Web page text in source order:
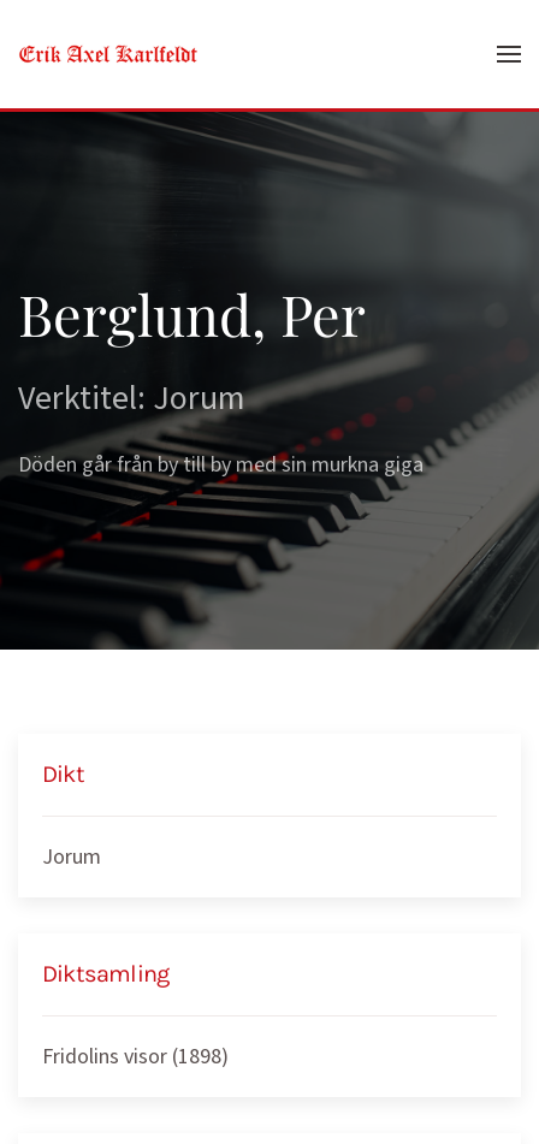
Skip to main content
Berglund, Per
Verktitel: Jorum
Döden går från by till by med sin murkna giga
Dikt
Jorum
Diktsamling
Fridolins visor (1898)